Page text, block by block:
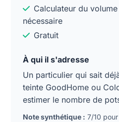
Calculateur du
nécessaire
Gratuit
À qui il s'adresse
Un particulier qui sait
teinte GoodHome ou
estimer le nombre de
Note synthétique : 7/10